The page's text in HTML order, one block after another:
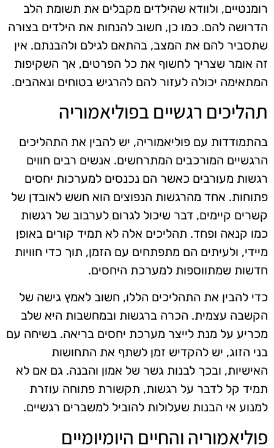
רומנטיים, ולוודא שהילדים מקבלים את תשומת הלב
הדרושה להם. כמו כן, חשוב להנחות את הילדים בצורה
שתסביר להם את המצב, בהתאם לגילם ולהבנתם. אין
זה אומר שצריך לחשוף את כל הפרטים, אך השקיפות
המתאימה יכולה לעזור להם להרגיש בטוחים ונאהבים.
תהליכים רגשיים בפוליאמוריה
בהתמודדות עם פוליאמוריה, יש להבין את התהליכים
הרגשיים המורכבים המתרחשים. אנשים רבים חווים
רגשות מעורבים כאשר הם נכנסים למערכות יחסים
פתוחות. אחד מהרגשות הנפוצים הוא חשש לאובדן של
קשרים קיימים, דבר שיכול לגרום לערבוב של רגשות
כמו קנאה ופחד. תהליכים אלה לא תמיד קורים באופן
מיידי, ולעיתים הם מתפתחים עם הזמן, תוך כדי חוויות
חדשות שמתווספות למערכת היחסים.
כדי להבין את התהליכים הללו, חשוב לאמץ גישה של
הקשבה עצמית. הכרה ברגשות ובמחשבות היא שלב
מכריע על מנת לייצר מערכת יחסים בריאה. בשיחה עם
בני הזוג, יש להקדיש זמן לשתף את התחושות
האישיות, ובכך לבנות גשר של אמון והבנה. גם אם לא
תמיד קל לדבר על רגשות, תקשורת פתוחה עוזרת
למנוע אי הבנות שעלולות להוביל למשברים רגשיים.
פוליאמוריה והחיים היומיומיים